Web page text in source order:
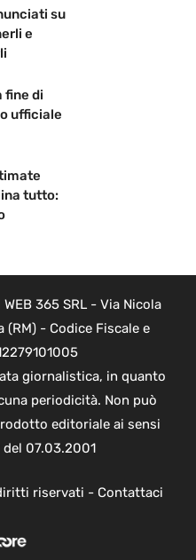
su
e
fine di
ufficiale
tutto:
365 SRL - Via Nicola
(RM) - Codice Fiscale e
giornalistica, in quanto
periodicità. Non può
editoriale ai sensi
07.03.2001
riservati - Contattaci